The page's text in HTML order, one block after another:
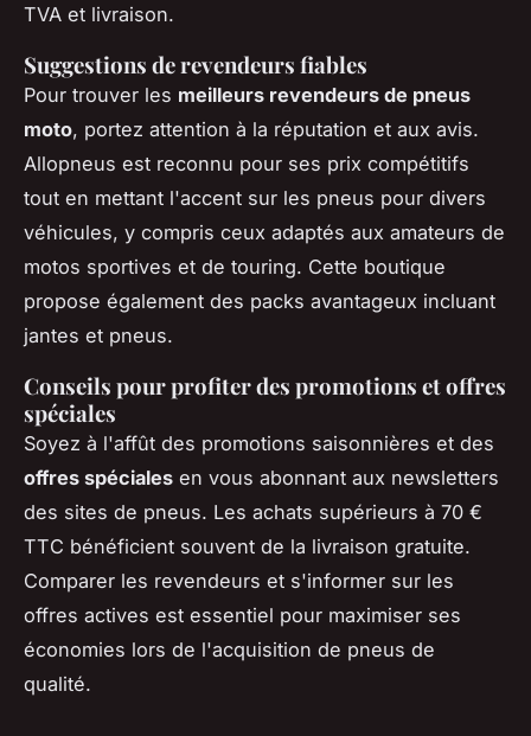
TVA et livraison.
Suggestions de revendeurs fiables
Pour trouver les meilleurs revendeurs de pneus
moto, portez attention à la réputation et aux avis.
Allopneus est reconnu pour ses prix compétitifs
tout en mettant l'accent sur les pneus pour divers
véhicules, y compris ceux adaptés aux amateurs de
motos sportives et de touring. Cette boutique
propose également des packs avantageux incluant
jantes et pneus.
Conseils pour profiter des promotions et offres
spéciales
Soyez à l'affût des promotions saisonnières et des
offres spéciales en vous abonnant aux newsletters
des sites de pneus. Les achats supérieurs à 70 €
TTC bénéficient souvent de la livraison gratuite.
Comparer les revendeurs et s'informer sur les
offres actives est essentiel pour maximiser ses
économies lors de l'acquisition de pneus de
qualité.